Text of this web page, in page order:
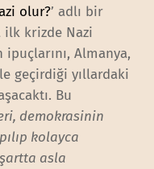
olur?’ adlı bir
ilk krizde Nazi
Almanya,
geçirdiği yıllardaki
Bu
demokrasinin
kolayca
asla